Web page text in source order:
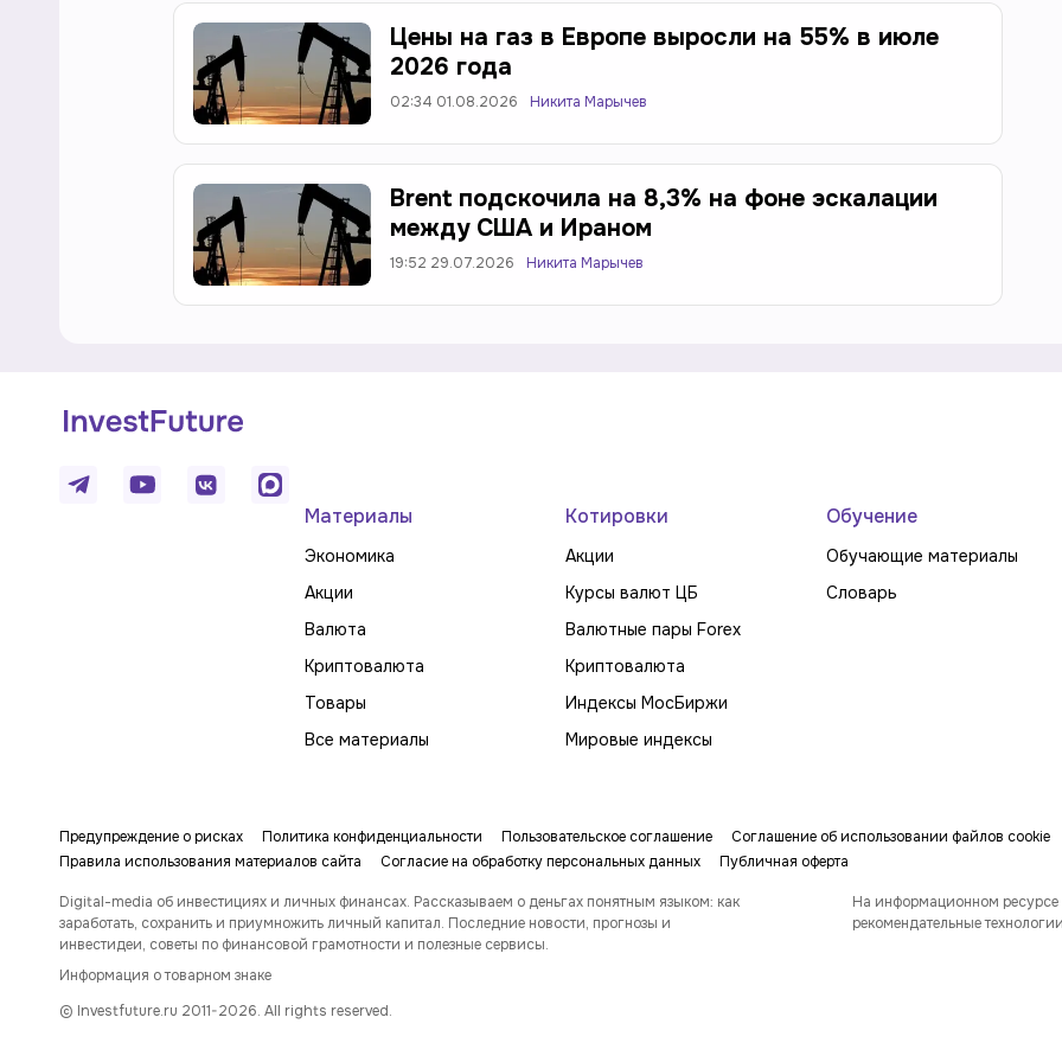
Цены на газ в Европе выросли на 55% в июле
2026 года
02:34 01.08.2026 Никита Марычев
Brent подскочила на 8,3% на фоне эскалации
между США и Ираном
19:52 29.07.2026 Никита Марычев
Материалы
Экономика
Акции
Валюта
Криптовалюта
Товары
Все материалы
Котировки
Акции
Курсы валют ЦБ
Валютные пары Forex
Криптовалюта
Индексы МосБиржи
Мировые индексы
Обучение
Обучающие материалы
Словарь
Предупреждение о рисках Политика конфиденциальности Пользовательское соглашение Соглашение об использовании файлов cookie
Правила использования материалов сайта
Согласие на обработку персональных данных Публичная оферта
Digital-media об инвестициях и личных финансах. Рассказываем о деньгах понятным языком: как
заработать, сохранить и приумножить личный капитал. Последние новости, прогнозы и
инвестидеи, советы по финансовой грамотности и полезные сервисы.
На информационном ресурсе
рекомендательные технологии
Информация о товарном знаке
© Investfuture.ru 2011-2026. All rights reserved.